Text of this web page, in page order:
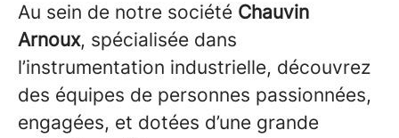
Au sein de notre société Chauvin
Arnoux, spécialisée dans
l’instrumentation industrielle, découvrez
des équipes de personnes passionnées,
engagées, et dotées d’une grande